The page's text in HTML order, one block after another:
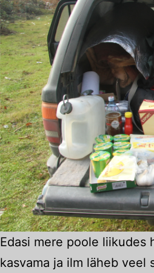
Edasi mere poole liikudes
kasvama ja ilm läheb veel